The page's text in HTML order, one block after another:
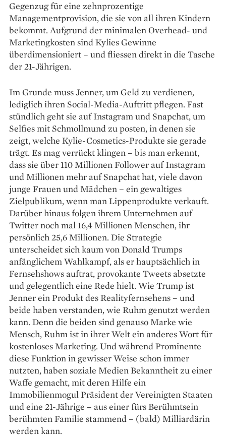
Gegenzug für eine zehnprozentige
Managementprovision, die sie von all ihren Kindern
bekommt. Aufgrund der minimalen Overhead- und
Marketingkosten sind Kylies Gewinne
überdimensioniert – und fliessen direkt in die Tasche
der 21-Jährigen.
Im Grunde muss Jenner, um Geld zu verdienen,
lediglich ihren Social-­Media-Auftritt pflegen. Fast
stündlich geht sie auf Instagram und Snapchat, um
Selfies mit Schmollmund zu ­posten, in denen sie
zeigt, welche Kylie-Cosmetics-Produkte sie gerade
trägt. Es mag verrückt klingen – bis man erkennt,
dass sie über 110 Millionen Follower auf Instagram
und Millionen mehr auf Snapchat hat, viele davon
junge Frauen und Mädchen – ein gewaltiges
Zielpublikum, wenn man Lippenprodukte verkauft.
Darüber hinaus folgen ihrem Unternehmen auf
Twitter noch mal 16,4 Millionen Menschen, ihr
persönlich 25,6 Millionen. Die Strategie
unterscheidet sich kaum von Donald Trumps
anfänglichem Wahlkampf, als er hauptsächlich in
Fernsehshows auftrat, provokante Tweets absetzte
und gelegentlich eine Rede hielt. Wie Trump ist
Jenner ein Produkt des ­Realityfernsehens – und
beide haben verstanden, wie Ruhm genutzt werden
kann. Denn die beiden sind genauso Marke wie
Mensch, Ruhm ist in ihrer Welt ein anderes Wort für
­kostenloses Marketing. Und während Prominente
diese Funktion in gewisser Weise schon immer
nutzten, haben soziale Medien Bekanntheit zu einer
Waffe gemacht, mit deren Hilfe ein
Immobilienmogul Präsident der Vereinigten Staaten
und eine 21-Jährige – aus einer fürs Berühmtsein
berühmten Familie stammend – (bald) Milliardärin
werden kann.